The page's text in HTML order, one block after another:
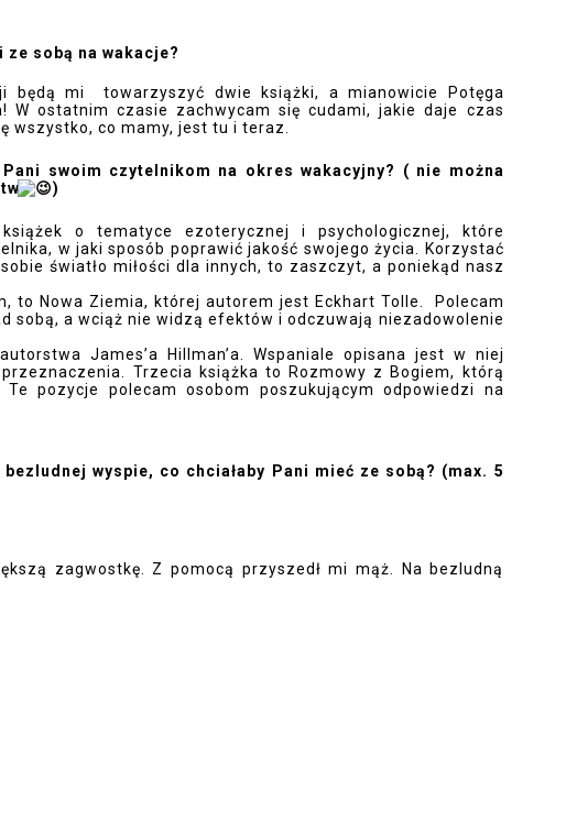
sobą na wakacje?
będą mi  towarzyszyć dwie książki, a mianowicie Potęga
W ostatnim czasie zachwycam się cudami, jakie daje czas
wszystko, co mamy, jest tu i teraz.
swoim czytelnikom na okres wakacyjny? ( nie można
)
o tematyce ezoterycznej i psychologicznej, które
w jaki sposób poprawić jakość swojego życia. Korzystać
światło miłości dla innych, to zaszczyt, a poniekąd nasz
to Nowa Ziemia, której autorem jest Eckhart Tolle.  Polecam
sobą, a wciąż nie widzą efektów i odczuwają niezadowolenie
James’a Hillman’a. Wspaniale opisana jest w niej
Trzecia książka to Rozmowy z Bogiem, którą
Te pozycje polecam osobom poszukującym odpowiedzi na
wyspie, co chciałaby Pani mieć ze sobą? (max. 5
zagwostkę. Z pomocą przyszedł mi mąż. Na bezludną